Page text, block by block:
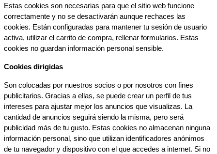
Estas cookies son necesarias para que el sitio web funcione
correctamente y no se desactivarán aunque rechaces las
cookies. Están configuradas para mantener tu sesión de usuario
activa, utilizar el carrito de compra, rellenar formularios. Estas
cookies no guardan información personal sensible.
Cookies dirigidas
Son colocadas por nuestros socios o por nosotros con fines
publicitarios. Gracias a ellas, se puede crear un perfil de tus
intereses para ajustar mejor los anuncios que visualizas. La
cantidad de anuncios seguirá siendo la misma, pero será
publicidad más de tu gusto. Estas cookies no almacenan ninguna
información personal, sino que utilizan identificadores anónimos
de tu navegador y dispositivo con el que accedes a internet. Si no